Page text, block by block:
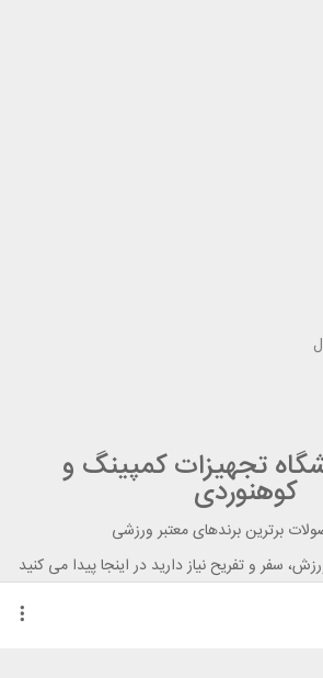
تجهیزات کمپینگ و
کوهنوردی
برترین برندهای معتبر ورزشی
سفر و تفریح نیاز دارید در اینجا پیدا می کنید